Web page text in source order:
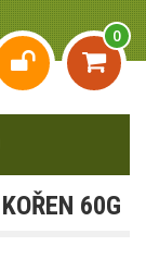
0
60G